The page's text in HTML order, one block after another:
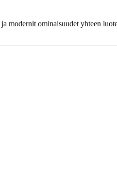
modernit ominaisuudet yhteen